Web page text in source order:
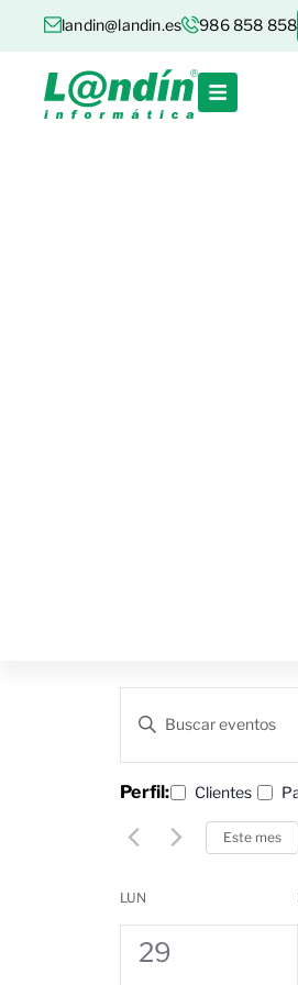
landin@landin.es 986 858 858
Navegación
búsqueda
y
de
Eventos
Introduce
clave.
Busca
Eventos
la
palabra
Filtros
Cambiando
de
entradas
del
formulario
Perfil: Clientes
Este mes
Calendario
de
LUN
0
29